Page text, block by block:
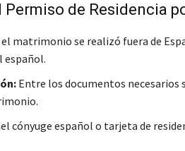
Permiso de Residencia
matrimonio se realizó fuera de
español.
Entre los documentos necesarios
cónyuge español o tarjeta de